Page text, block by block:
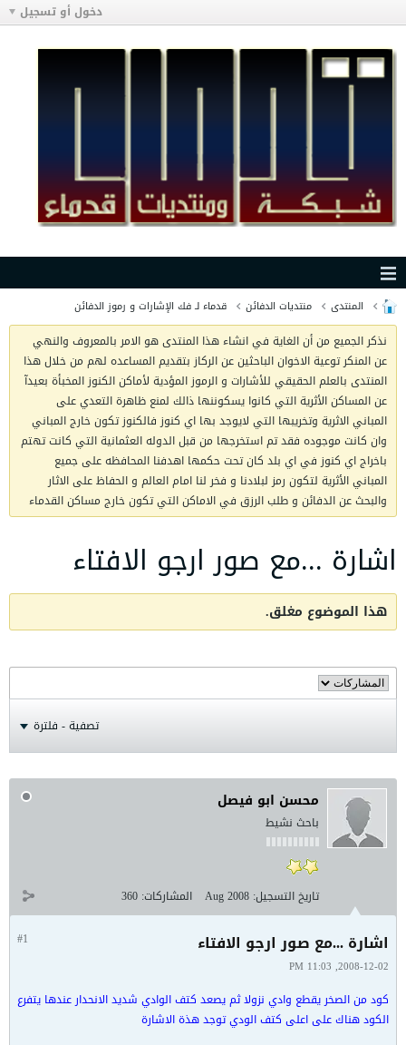
دخول أو تسجيل
المنتدى منتديات الدفائن قدماء لـ فك الإشارات و رموز الدفائن
نذكر الجميع من أن الغاية في انشاء هذا المنتدى هو الامر بالمعروف والنهي
عن المنكر توعية الاخوان الباحثين عن الركاز بتقديم المساعده لهم من خلال هذا
المنتدى بالعلم الحقيقي للأشارات و الرموز المؤدية لأماكن الكنوز المخبأة بعيدآ
عن المساكن الأثرية التي كانوا يسكوننها ذالك لمنع ظاهرة التعدي على
المباني الاثرية وتخريبها التي لايوجد بها اي كنوز فالكنوز تكون خارج المباني
وان كانت موجوده فقد تم استخرجها من قبل الدوله العثمانية التي كانت تهتم
باخراج اي كنوز في اي بلد كان تحت حكمها اهدفنا المحافظه على جميع
المباني الأثرية لتكون رمز لبلادنا و فخر لنا امام العالم و الحفاظ على الاثار
والبحث عن الدفائن و طلب الرزق في الاماكن التي تكون خارج مساكن القدماء
اشارة ...مع صور ارجو الافتاء
هذا الموضوع مغلق.
تصفية - فلترة
محسن ابو فيصل
باحث نشيط
تاريخ التسجيل: Aug 2008 المشاركات: 360
#1 اشارة ...مع صور ارجو الافتاء
2008-12-02, 11:03 PM
كود من الصخر يقطع وادي نزولا ثم يصعد كتف الوادي شديد الانحدار عندها يتفرع
الكود هناك على اعلى كتف الودي توجد هذة الاشارة